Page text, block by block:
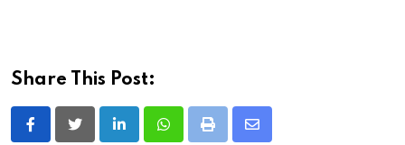
Share This Post:
LinkedInWhatsappPrint
Share